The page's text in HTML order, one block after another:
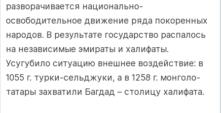
разворачивается национально-
освободительное движение ряда покоренных
народов. В результате государство распалось
на независимые эмираты и халифаты.
Усугубило ситуацию внешнее воздействие: в
1055 г. турки-сельджуки, а в 1258 г. монголо-
татары захватили Багдад – столицу халифата.